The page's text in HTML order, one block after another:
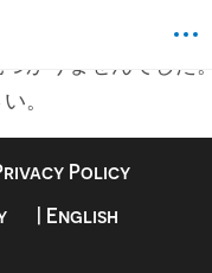
た
かりませんでした
。
Policy
| English